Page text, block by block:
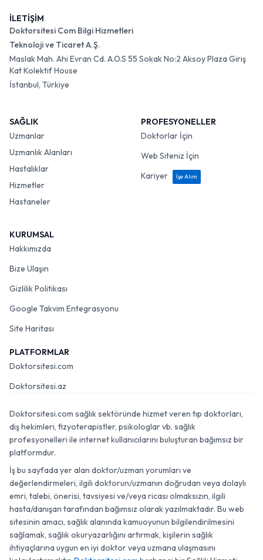
İLETİŞİM
Doktorsitesi Com Bilgi Hizmetleri
Teknoloji ve Ticaret A.Ş.
Maslak Mah. Ahi Evran Cd. A.O.S 55 Sokak No:2 Aksoy Plaza Giriş
Kat Kolektif House
İstanbul, Türkiye
SAĞLIK
Uzmanlar
Uzmanlık Alanları
Hastalıklar
Hizmetler
Hastaneler
PROFESYONELLER
Doktorlar İçin
Web Siteniz İçin
Kariyer
İşe Alım
KURUMSAL
Hakkımızda
Bize Ulaşın
Gizlilik Politikası
Google Takvim Entegrasyonu
Site Haritası
PLATFORMLAR
Doktorsitesi.com
Doktorsitesi.az
Doktorsitesi.com sağlık sektöründe hizmet veren tıp doktorları,
diş hekimleri, fizyoterapistler, psikologlar vb. sağlık
profesyonelleri ile internet kullanıcılarını buluşturan bağımsız bir
platformdur.
İş bu sayfada yer alan doktor/uzman yorumları ve
değerlendirmeleri, ilgili doktorun/uzmanın doğrudan veya dolaylı
emri, talebi, önerisi, tavsiyesi ve/veya ricası olmaksızın, ilgili
hasta/danışan tarafından bağımsız olarak yazılmaktadır. Bu web
sitesinin amacı, sağlık alanında kamuoyunun bilgilendirilmesini
sağlamak, sağlık okuryazarlığını artırmak, kişilerin sağlık
ihtiyaçlarına uygun en iyi doktor veya uzmana ulaşmasını